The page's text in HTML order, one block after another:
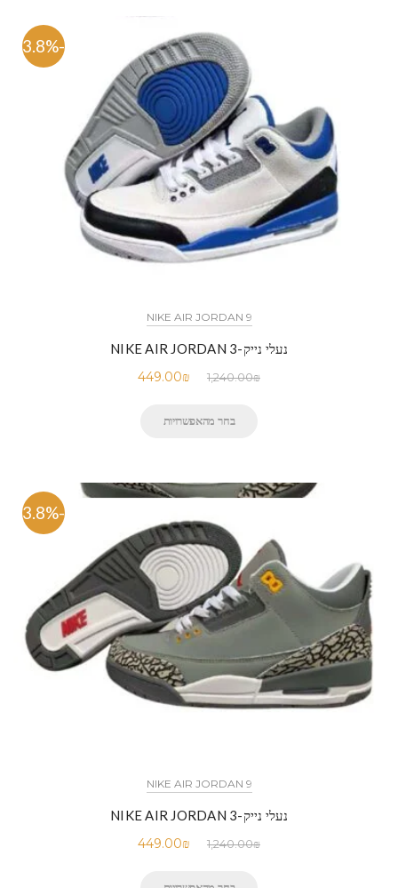
-63.8%
NIKE AIR JORDAN 9
נעלי נייק-NIKE AIR JORDAN 3
1,240.00₪
449.00₪
בחר מהאפשרויות
-63.8%
NIKE AIR JORDAN 9
נעלי נייק-NIKE AIR JORDAN 3
1,240.00₪
449.00₪